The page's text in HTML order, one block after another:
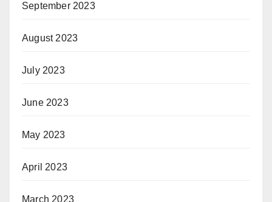
September 2023
August 2023
July 2023
June 2023
May 2023
April 2023
March 2023